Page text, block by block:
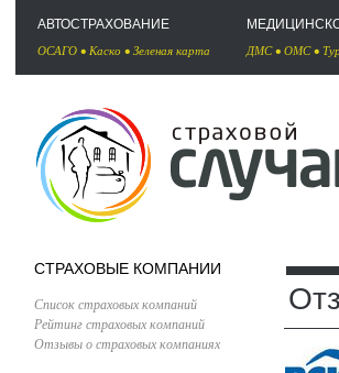
АВТОСТРАХОВАНИЕ
ОСАГО • Каско • Зеленая карта ДМС• ОМС•
СТРАХОВЫЕ КОМПАНИИ
Список страховых компаний
Рейтинг страховых компаний
Отзывы о страховых компаниях